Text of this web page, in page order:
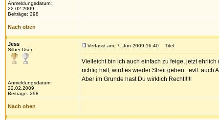
Anmeldungsdatum:
22.02.2009
Beiträge: 298
Nach oben
Jess
Silber-User
Anmeldungsdatum:
22.02.2009
Beiträge: 298
Verfasst am: 7. Jun 2009 16:40 Titel:
Vielleicht bin ich auch einfach zu feige, jetzt
richtig hält, wird es wieder Streit geben...evtl. auch
Aber im Grunde hast Du wirklich Recht!!!!!
Nach oben